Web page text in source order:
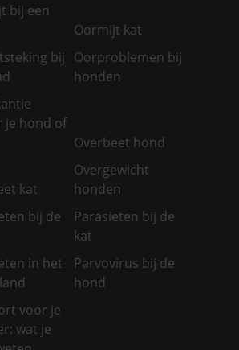
bij een
Oormijt kat
bij Oorproblemen bij
honden
je hond of
Overbeet hond
kat
Overgewicht
honden
bij de
Parasieten bij de
kat
in het
Parvovirus bij de
hond
voor je
wat je